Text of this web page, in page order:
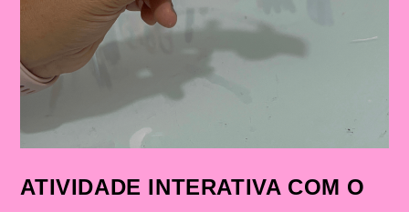
ATIVIDADE INTERATIVA COM O